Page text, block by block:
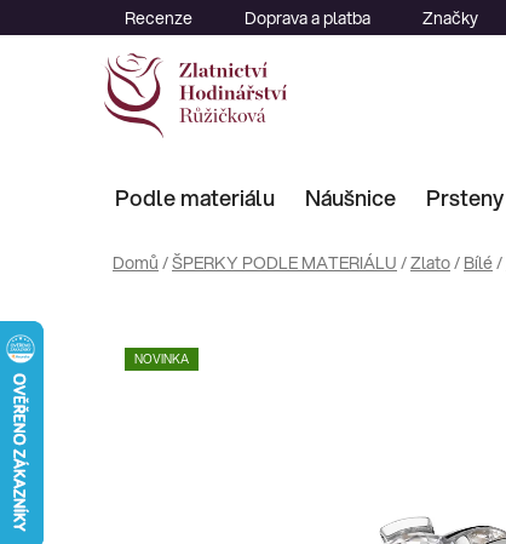
na
Recenze Doprava a platba Značky
Podle materiálu Náušnice Prsteny
Domů /ŠPERKY PODLE MATERIÁLU /Zlato/ Bílé/
NOVINKA